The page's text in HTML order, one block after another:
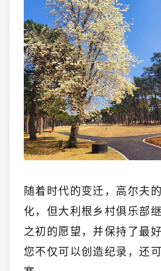
随着时代的变迁，高尔夫
化，但大利根乡村俱乐部
之初的愿望，并保持了最
您不仅可以创造纪录，还